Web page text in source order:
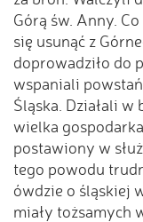
Górą św. Anny.
się usunąć z
doprowadziło do
wspaniali
Śląska. Działali w
wielka
postawiony w
tego powodu
ówdzie o śląskiej
miały tożsamych